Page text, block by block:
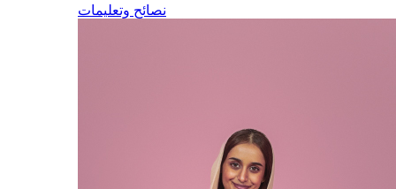
نصائح وتعليمات